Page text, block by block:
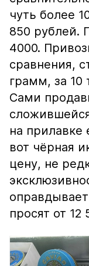
чуть более
850 рублей.
4000.
сравнения,
грамм, за 10
Сами
на прилавке
вот чёрная
цену, не
просят от 12